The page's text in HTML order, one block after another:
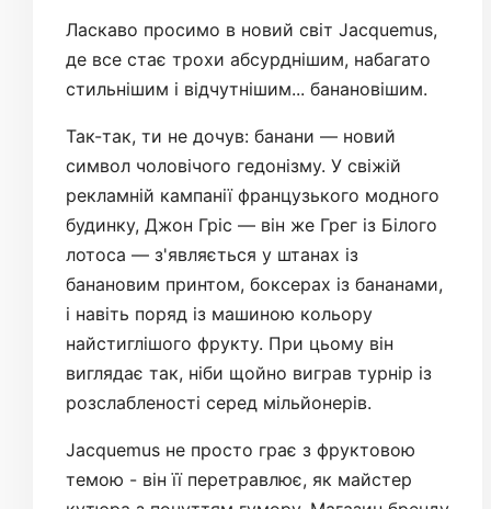
Ласкаво просимо в новий світ Jacquemus,
де все стає трохи абсурднішим, набагато
стильнішим і відчутнішим... банановішим.
Так-так, ти не дочув: банани — новий
символ чоловічого гедонізму. У свіжій
рекламній кампанії французького модного
будинку, Джон Гріс — він же Грег із Білого
лотоса — з'являється у штанах із
банановим принтом, боксерах із бананами,
і навіть поряд із машиною кольору
найстиглішого фрукту. При цьому він
виглядає так, ніби щойно виграв турнір із
розслабленості серед мільйонерів.
Jacquemus не просто грає з фруктовою
темою - він її перетравлює, як майстер